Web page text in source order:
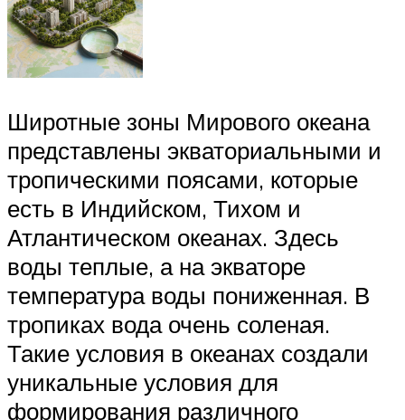
Широтные зоны Мирового океана
представлены экваториальными и
тропическими поясами, которые
есть в Индийском, Тихом и
Атлантическом океанах. Здесь
воды теплые, а на экваторе
температура воды пониженная. В
тропиках вода очень соленая.
Такие условия в океанах создали
уникальные условия для
формирования различного